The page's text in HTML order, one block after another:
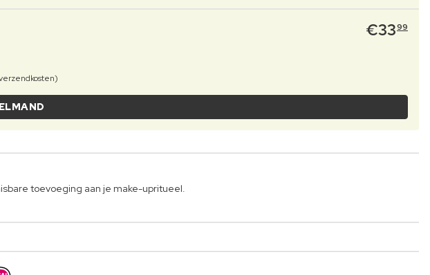
€3399
toevoeging aan je make-upritueel.